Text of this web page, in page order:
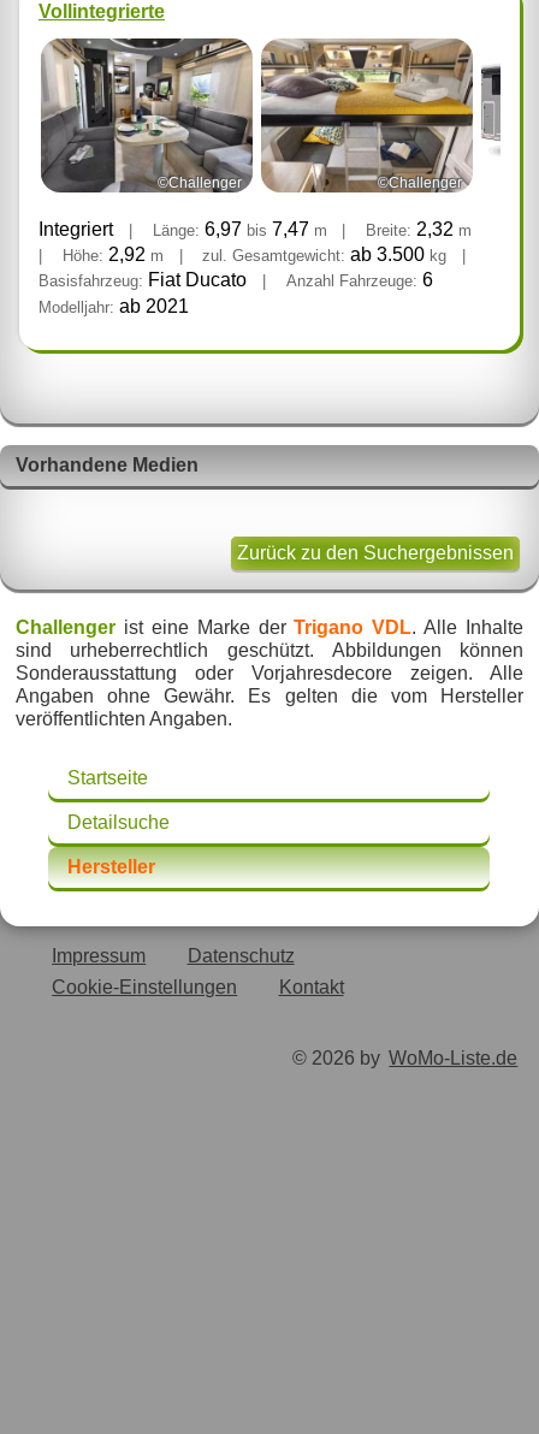
Vollintegrierte
©Challenger ©Challenger
Integriert Länge: 6,97 bis 7,47 m Breite: 2,32 m
Höhe: 2,92 m zul. Gesamtgewicht: ab 3.500 kg
Basisfahrzeug: Fiat Ducato Anzahl Fahrzeuge: 6
Modelljahr: ab 2021
Vorhandene Medien
Zurück zu den Suchergebnissen
Challengerist eine Marke derTrigano VDL. Alle Inhalte
sind urheberrechtlich geschützt. Abbildungen können
Sonderausstattung oder Vorjahresdecore zeigen. Alle
Angaben ohne Gewähr. Es gelten die vom Hersteller
veröffentlichten Angaben.
Startseite
Detailsuche
Hersteller
Impressum
Datenschutz
Cookie-Einstellungen
Kontakt
© 2026 by WoMo-Liste.de